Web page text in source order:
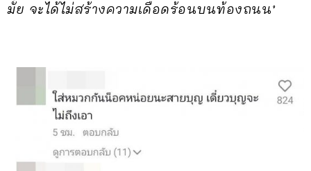
มั้ย จะได้ไม่สร้างความเดือดร้อนบนท้องถนน’